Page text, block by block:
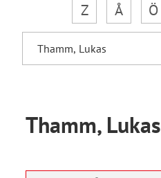
Z
Å Ö
Thamm, Lukas